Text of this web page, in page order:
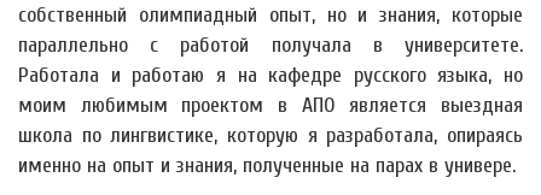
собственный олимпиадный опыт, но и знания, которые
параллельно с работой получала в университете.
Работала и работаю я на кафедре русского языка, но
моим любимым проектом в АПО является выездная
школа по лингвистике, которую я разработала, опираясь
именно на опыт и знания, полученные на парах в универе.